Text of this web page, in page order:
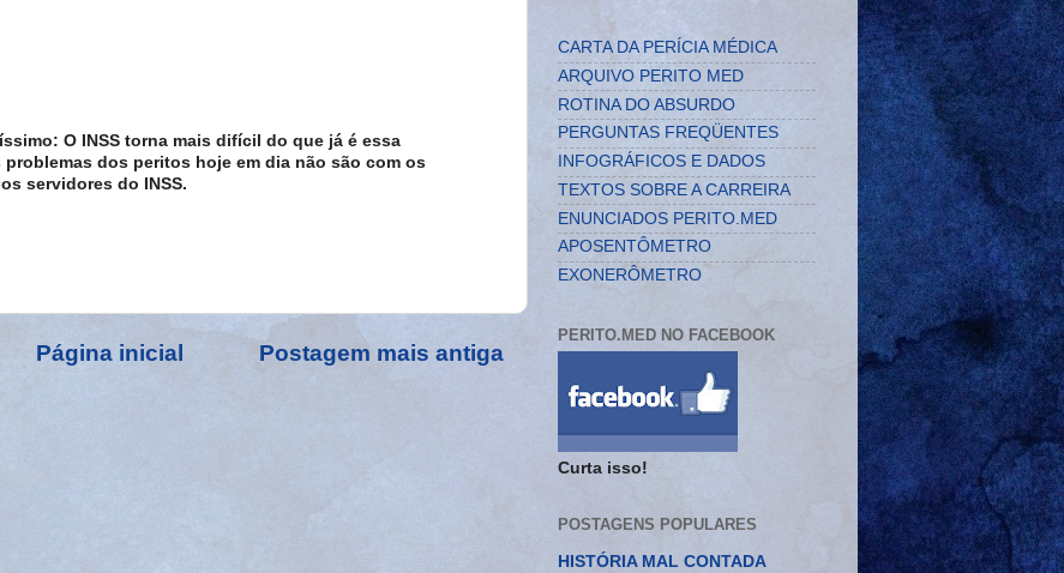
O INSS torna mais difícil do que já é essa
dos peritos hoje em dia não são com os
servidores do INSS.
Postagem mais antiga
Página inicial
CARTA DA PERÍCIA MÉDICA
ARQUIVO PERITO MED
ROTINA DO ABSURDO
PERGUNTAS FREQÜENTES
INFOGRÁFICOS E DADOS
TEXTOS SOBRE A CARREIRA
ENUNCIADOS PERITO.MED
APOSENTÔMETRO
EXONERÔMETRO
PERITO.MED NO FACEBOOK
Curta isso!
POSTAGENS POPULARES
HISTÓRIA MAL CONTADA